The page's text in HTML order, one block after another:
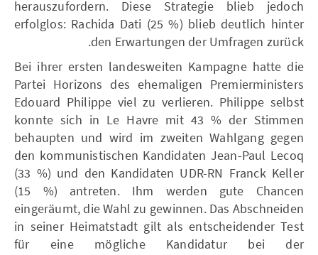
herauszufordern. Diese Strategie blieb jedoch
erfolglos: Rachida Dati (25 %) blieb deutlich hinter
den Erwartungen der Umfragen zurück.
Bei ihrer ersten landesweiten Kampagne hatte die
Partei Horizons des ehemaligen Premierministers
Edouard Philippe viel zu verlieren. Philippe selbst
konnte sich in Le Havre mit 43 % der Stimmen
behaupten und wird im zweiten Wahlgang gegen
den kommunistischen Kandidaten Jean-Paul Lecoq
(33 %) und den Kandidaten UDR-RN Franck Keller
(15 %) antreten. Ihm werden gute Chancen
eingeräumt, die Wahl zu gewinnen. Das Abschneiden
in seiner Heimatstadt gilt als entscheidender Test
für eine mögliche Kandidatur bei der